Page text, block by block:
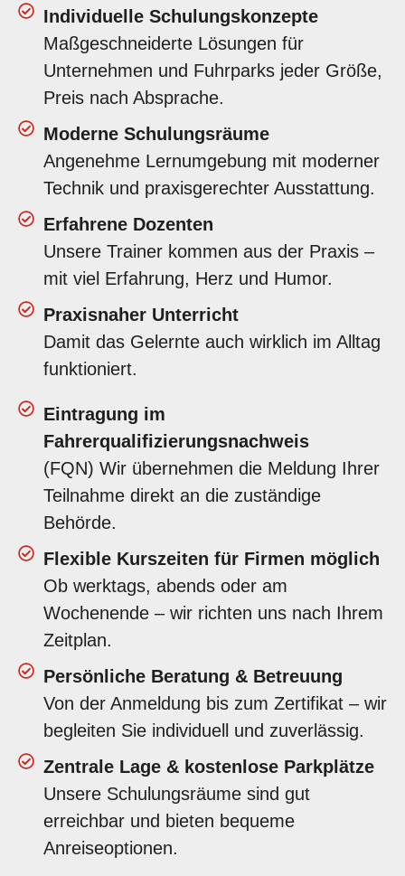
Individuelle Schulungskonzepte
Maßgeschneiderte Lösungen für
Unternehmen und Fuhrparks jeder Größe,
Preis nach Absprache.
Moderne Schulungsräume
Angenehme Lernumgebung mit moderner
Technik und praxisgerechter Ausstattung.
Erfahrene Dozenten
Unsere Trainer kommen aus der Praxis –
mit viel Erfahrung, Herz und Humor.
Praxisnaher Unterricht
Damit das Gelernte auch wirklich im Alltag
funktioniert.
Eintragung im
Fahrerqualifizierungsnachweis
(FQN) Wir übernehmen die Meldung Ihrer
Teilnahme direkt an die zuständige
Behörde.
Flexible Kurszeiten für Firmen möglich
Ob werktags, abends oder am
Wochenende – wir richten uns nach Ihrem
Zeitplan.
Persönliche Beratung & Betreuung
Von der Anmeldung bis zum Zertifikat – wir
begleiten Sie individuell und zuverlässig.
Zentrale Lage & kostenlose Parkplätze
Unsere Schulungsräume sind gut
erreichbar und bieten bequeme
Anreiseoptionen.